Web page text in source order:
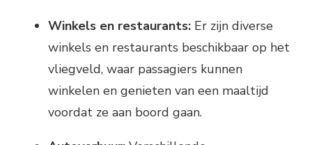
Winkels en restaurants: Er zijn diverse
winkels en restaurants beschikbaar op het
vliegveld, waar passagiers kunnen
winkelen en genieten van een maaltijd
voordat ze aan boord gaan.